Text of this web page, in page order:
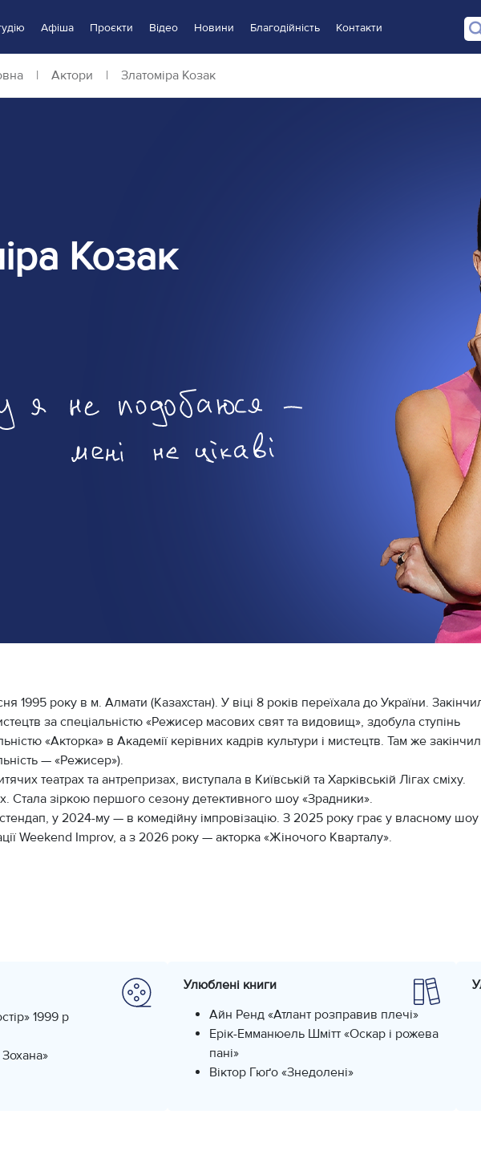
Афіша Проєкти Відео Новини Благодійність Контакти
| Актори | Златоміра Козак
Козак
1995 року в м. Алмати (Казахстан). У віці 8 років переїхала до України.
за спеціальністю «Режисер масових свят та видовищ», здобула ступінь
«Акторка» в Академії керівних кадрів культури і мистецтв. Там же
— «Режисер»).
театрах та антрепризах, виступала в Київській та Харківській Лігах сміху.
Стала зіркою першого сезону детективного шоу «Зрадники».
у 2024-му — в комедійну імпровізацію. З 2025 року грає у власному шоу
Weekend Improv, а з 2026 року — акторка «Жіночого Кварталу».
1999 р
Улюблені книги
Айн Ренд «Атлант розправив плечі»
Ерік-Емманюель Шмітт «Оскар і рожева
пані»
Віктор Гюґо «Знедолені»